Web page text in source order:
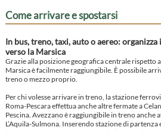
Come arrivare e spostarsi
In bus, treno, taxi, auto o aereo:
verso la Marsica
Grazie alla posizione geografica centrale rispetto
Marsica è facilmente raggiungibile. È possibile
treno o mezzo proprio.
Per chi volesse arrivare in treno, la stazione
Roma-Pescara effettua anche altre fermate a
Pescina. Avezzano è raggiungibile in treno anche
L’Aquila-Sulmona. Inserendo stazione di